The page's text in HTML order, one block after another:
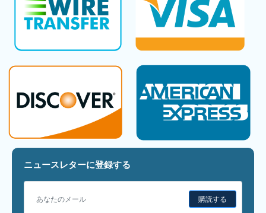
ニュースレターに登録する
購読する